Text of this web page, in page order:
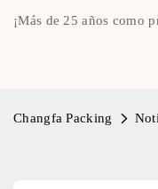
¡Más de 25 años como
Changfa Packing